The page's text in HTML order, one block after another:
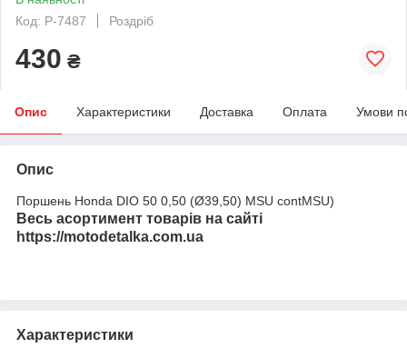
Код: P-7487
Роздріб
430 ₴
Опис Характеристики Доставка Оплата Умови
Опис
Поршень Honda DIO 50 0,50 (Ø39,50) MSU contMSU)
Весь асортимент товарів на сайті
https://motodetalka.com.ua
Характеристики